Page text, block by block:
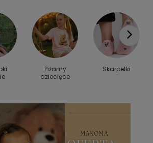
Piżamy
dziecięce
Skarpetki